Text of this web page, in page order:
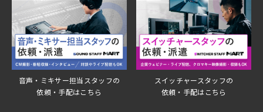
音声・ミキサー担当スタッフの
依頼・手配はこちら
スイッチャースタッフの
依頼・手配はこちら